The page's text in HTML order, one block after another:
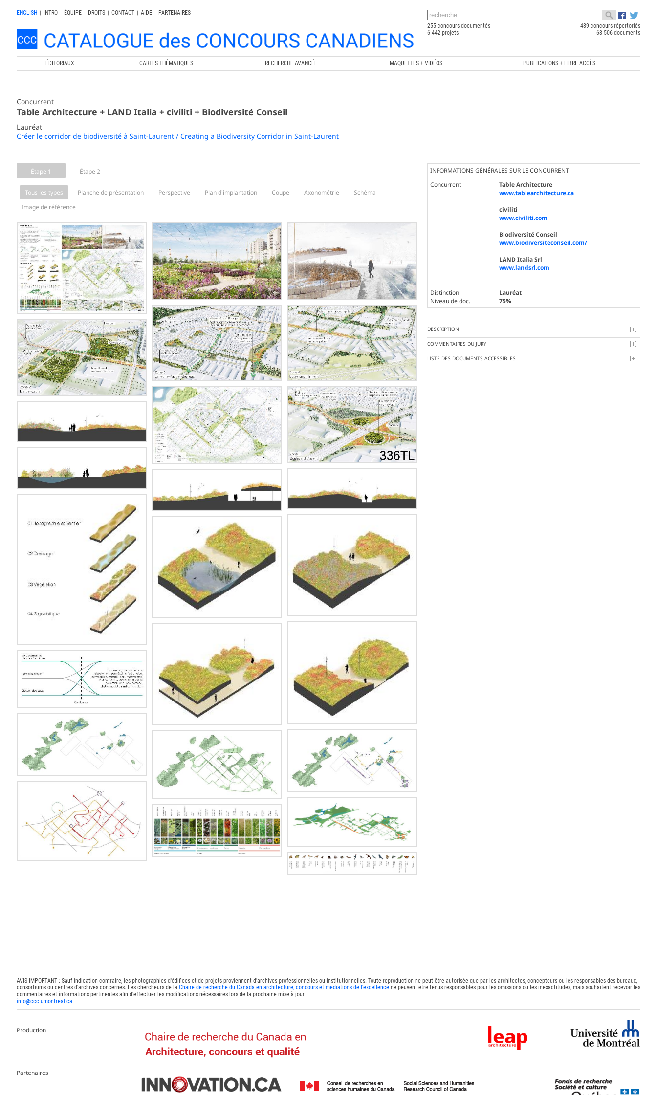
ENGLISH | INTRO | ÉQUIPE | DROITS | CONTACT | AIDE |
PARTENAIRES
255 concours documentés
489 concours répertoriés
6 442 projets
68 506 documents
ÉDITORIAUX CARTES THÉMATIQUES RECHERCHE AVANCÉE MAQUETTES + VIDÉOS PUBLICATIONS + LIBRE ACCÈS
Concurrent
Table Architecture + LAND Italia + civiliti + Biodiversité Conseil
Lauréat
Créer le corridor de biodiversité à Saint-Laurent / Creating a Biodiversity Corridor in Saint-Laurent
Étape 1 Étape 2
Tous les types Planche de présentation Perspective Plan d'implantation Coupe Axonométrie
Schéma
Image de référence
INFORMATIONS GÉNÉRALES SUR LE CONCURRENT
Concurrent
Table Architecture
www.tablearchitecture.ca
civiliti
www.civiliti.com
Biodiversité Conseil
www.biodiversiteconseil.com/
LAND Italia Srl
www.landsrl.com
Distinction
Lauréat
Niveau de doc.
75%
DESCRIPTION
COMMENTAIRES DU JURY
LISTE DES DOCUMENTS ACCESSIBLES
AVIS IMPORTANT : Sauf indication contraire, les photographies d'édifices et de projets proviennent d'archives professionnelles ou institutionnelles. Toute reproduction ne peut être autorisée que par les architectes, concepteurs ou les responsables des bureaux,
consortiums ou centres d'archives concernés. Les chercheurs de la Chaire de recherche du Canada en architecture, concours et médiations de l'excellencene peuvent être tenus responsables pour les omissions ou les inexactitudes, mais souhaitent recevoir les
commentaires et informations pertinentes afin d'effectuer les modifications nécessaires lors de la prochaine mise à jour.
info@ccc.umontreal.ca
Production
Partenaires